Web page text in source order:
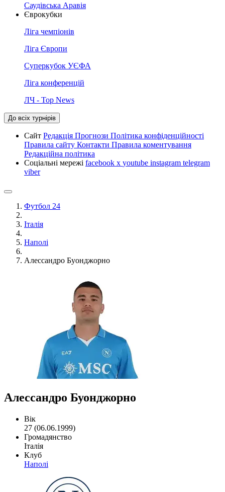
Саудівська Аравія
Єврокубки
Ліга чемпіонів
Ліга Європи
Суперкубок УЄФА
Ліга конференцій
ЛЧ - Top News
До всіх турнірів
Сайт Редакція Прогнози Політика конфіденційності
Правила сайту Контакти Правила коментування
Редакційна політика
Соціальні мережі facebook x youtube instagram telegram
viber
Футбол 24
Італія
Наполі
Алессандро Буонджорно
Алессандро Буонджорно
Вік
27 (06.06.1999)
Громадянство
Італія
Клуб
Наполі